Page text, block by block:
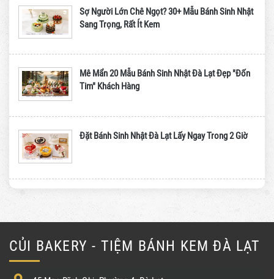
Sợ Người Lớn Chê Ngọt? 30+ Mẫu Bánh Sinh Nhật
Sang Trọng, Rất Ít Kem
Mê Mẩn 20 Mẫu Bánh Sinh Nhật Đà Lạt Đẹp "Đốn
Tim" Khách Hàng
Đặt Bánh Sinh Nhật Đà Lạt Lấy Ngay Trong 2 Giờ
CỦI BAKERY - TIỆM BÁNH KEM ĐÀ LẠT